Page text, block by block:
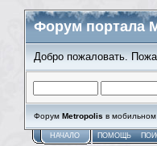
Форум портала
Добро пожаловать.
Форум Metropolis в
НАЧАЛО ПОМОЩЬ